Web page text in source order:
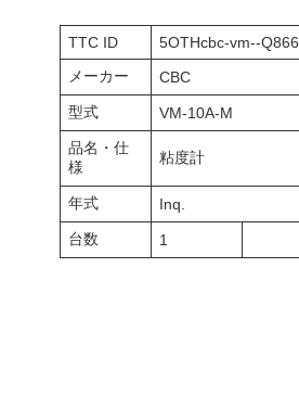
TTC ID
5OTHcbc-vm--
メーカー
CBC
型式
VM-10A-M
品名・仕
様
粘度計
年式
Inq.
台数
1